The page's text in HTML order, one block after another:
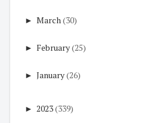
► March (30)
► February(25)
► January(26)
► 2023(339)